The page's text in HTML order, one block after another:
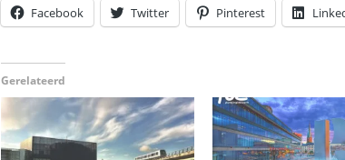
Facebook Twitter Pinterest
Gerelateerd